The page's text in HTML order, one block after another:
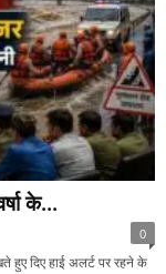
के...
0
हुए दिए हाई अलर्ट पर रहने के